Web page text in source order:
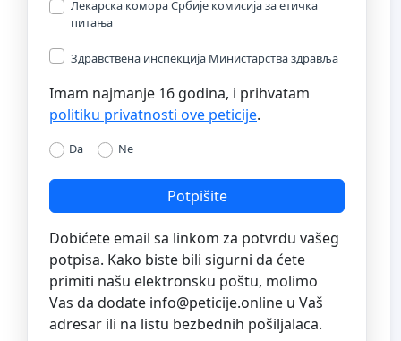
Лекарска комора Србије комисија за етичка
питања
Здравствена инспекција Министарства здравља
Imam najmanje 16 godina, i prihvatam
politiku privatnosti ove peticije.
Da Ne
Potpišite
Dobićete email sa linkom za potvrdu vašeg
potpisa. Kako biste bili sigurni da ćete
primiti našu elektronsku poštu, molimo
Vas da dodate info@peticije.online u Vaš
adresar ili na listu bezbednih pošiljalaca.